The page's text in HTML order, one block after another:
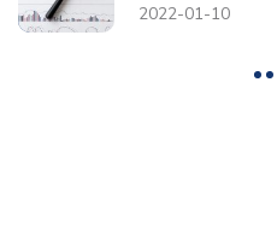
2022-01-10